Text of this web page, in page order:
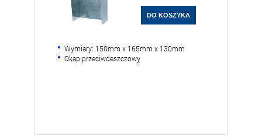
Wymiary: 150mm x 165mm x 130mm
Okap przeciwdeszczowy